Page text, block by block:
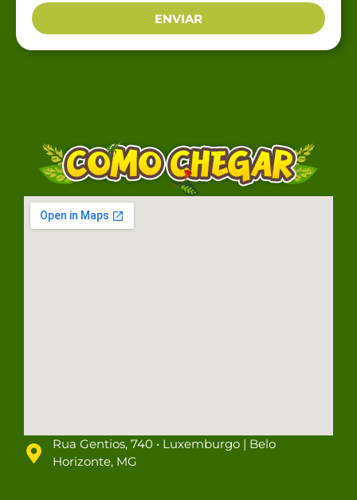
ENVIAR
Rua Gentios, 740 • Luxemburgo | Belo
Horizonte, MG